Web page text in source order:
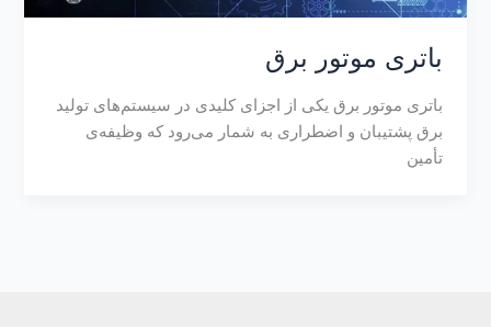
باتری موتور برق
باتری موتور برق یکی از اجزای کلیدی در سیستم‌های تولید
برق پشتیبان و اضطراری به شمار می‌رود که وظیفه‌ی
تأمین